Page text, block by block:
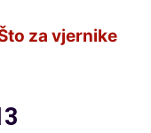
za vjernike